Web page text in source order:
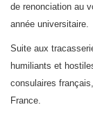
de renonciation au
année universitaire.
Suite aux
humiliants et
consulaires
France.